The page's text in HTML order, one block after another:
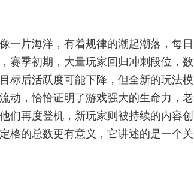
一片海洋，有着规律的潮起潮落，每日
赛季初期，大量玩家回归冲刺段位，数
标后活跃度可能下降，但全新的玩法模
动，恰恰证明了游戏强大的生命力，老
们再度登机，新玩家则被持续的内容创
格的总数更有意义，它讲述的是一个关